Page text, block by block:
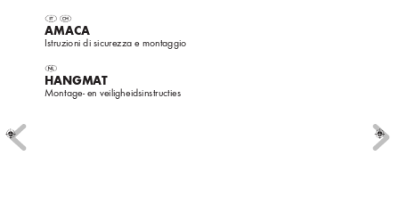
AMACA
Istruzioni di sicurezza e montaggio
HANGMAT
Montage- en veiligheidsinstructies